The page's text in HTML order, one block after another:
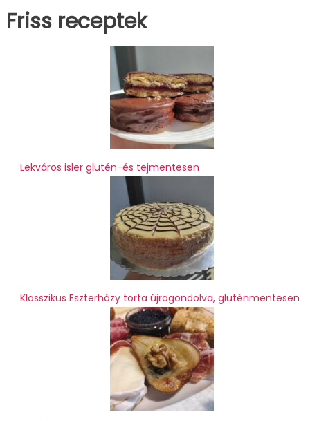
Friss receptek
Lekváros isler glutén-és tejmentesen
Klasszikus Eszterházy torta újragondolva, gluténmentesen